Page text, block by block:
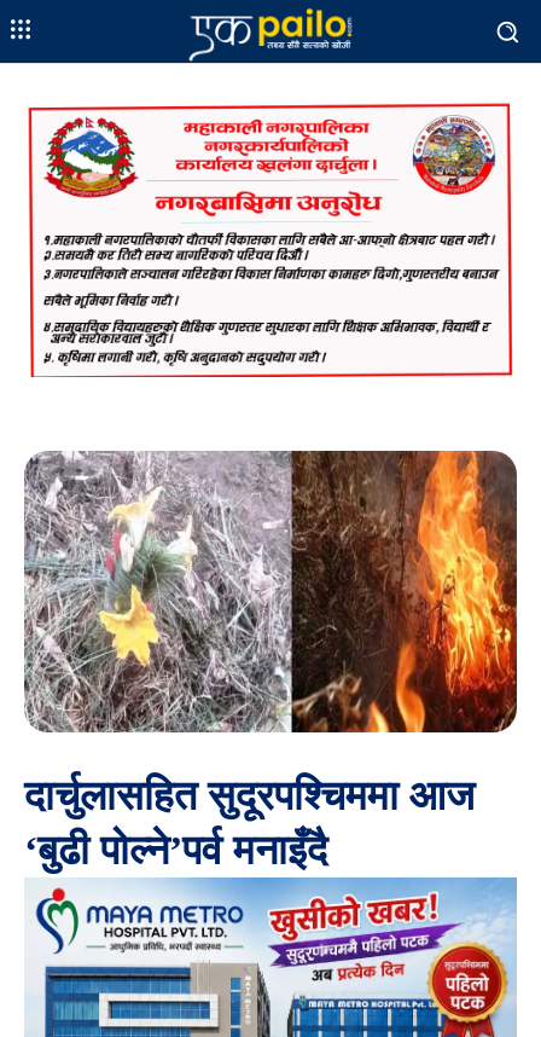
दार्चुलासहित सुदूरपश्चिममा आज
‘बुढी पोल्ने’पर्व मनाइँदै